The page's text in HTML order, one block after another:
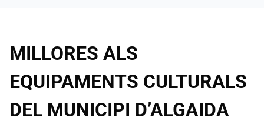
MILLORES ALS
EQUIPAMENTS CULTURALS
DEL MUNICIPI D’ALGAIDA